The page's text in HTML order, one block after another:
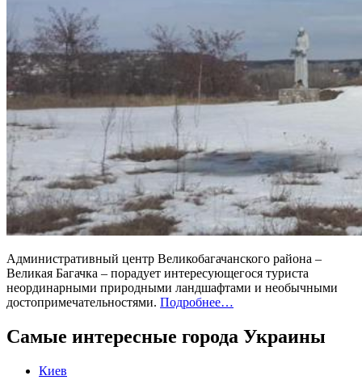
Административный центр Великобагачанского района –
Великая Багачка – порадует интересующегося туриста
неординарными природными ландшафтами и необычными
достопримечательностями. Подробнее…
Самые интересные города Украины
Киев